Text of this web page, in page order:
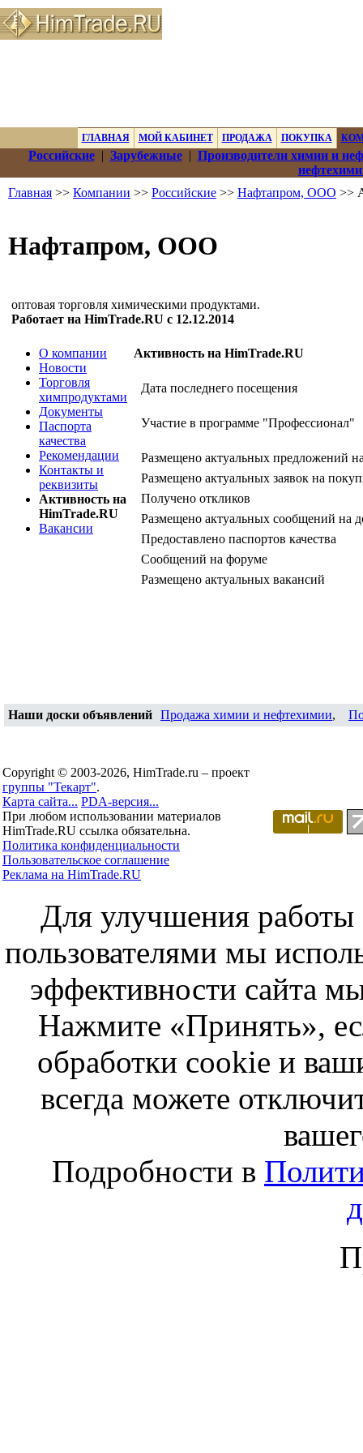
ГЛАВНАЯ МОЙ КАБИНЕТ ПРОДАЖА ПОКУПКА
Российские| Зарубежные| Производители химии и
Главная >> Компании >> Российские >> Нафтапром, ООО >>
Нафтапром, ООО
оптовая торговля химическими продуктами.
Работает на HimTrade.RU с 12.12.2014
О компании
Новости
Торговля
химпродуктами
Документы
Паспорта
качества
Рекомендации
Контакты и
реквизиты
Активность на
HimTrade.RU
Вакансии
Активность на HimTrade.RU
Дата последнего посещения
Участие в программе "Профессионал"
Размещено актуальных предложений
Размещено актуальных заявок на
Получено откликов
Размещено актуальных сообщений на
Предоставлено паспортов качества
Сообщений на форуме
Размещено актуальных вакансий
Наши доски объявлений Продажа химии и нефтехимии,
Copyright © 2003-2026, HimTrade.ru – проект
группы "Текарт".
Карта сайта... PDA-версия...
При любом использовании материалов
HimTrade.RU ссылка обязательна.
Политика конфиденциальности
Пользовательское соглашение
Реклама на HimTrade.RU
Для улучшения работы
пользователями мы
эффективности сайта
Нажмите «Принять»,
обработки cookie и
всегда можете
Подробности в